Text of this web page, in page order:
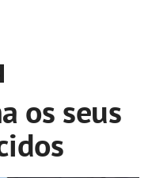
os seus